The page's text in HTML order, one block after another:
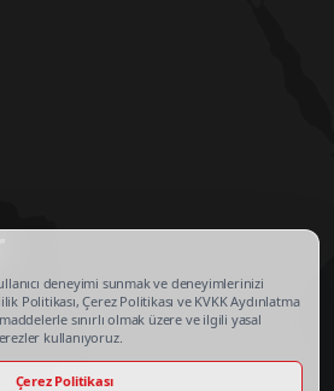
deneyimi sunmak ve deneyimlerinizi
Politikası, Çerez Politikası ve KVKK Aydınlatma
sınırlı olmak üzere ve ilgili yasal
kullanıyoruz.
Çerez Politikası